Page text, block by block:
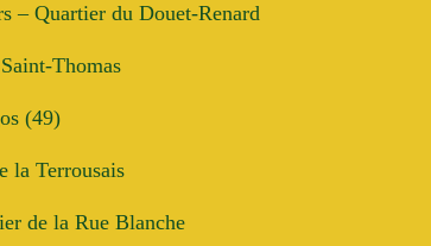
– Quartier du Douet-Renard
Thomas
(49)
la Terrousais
de la Rue Blanche